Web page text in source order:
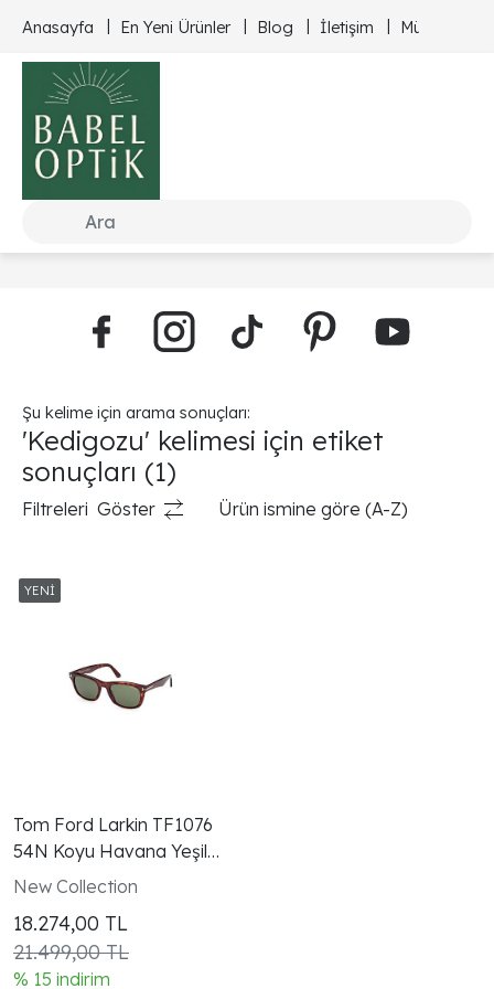
Anasayfa En Yeni Ürünler Blog İletişim Müşteri
Şu kelime için arama sonuçları:
'Kedigozu' kelimesi için etiket
sonuçları (1)
Filtreleri Göster Ürün ismine göre (A-Z)
Tom Ford Larkin TF1076
54N Koyu Havana Yeşil
Camlı Kare Kedi Gözü
New Collection
18.274,00 TL
21.499,00 TL
% 15 indirim